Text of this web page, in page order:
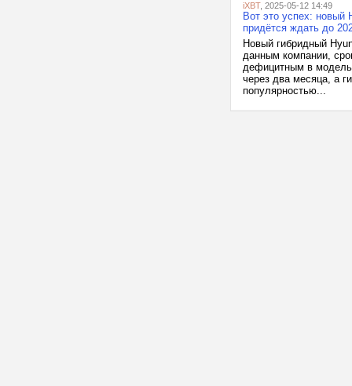
iXBT, 2025-05-12 14:49
Вот это успех: новый
придётся ждать до
Новый гибридный
данным компании,
дефицитным в
через два месяца, а
популярностью...